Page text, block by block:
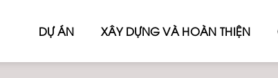
DỰ ÁN XÂY DỰNG VÀ HOÀN THIỆN